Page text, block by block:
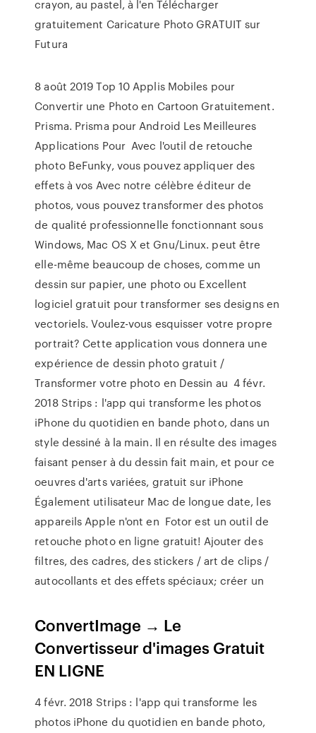
crayon, au pastel, à l'en Télécharger
gratuitement Caricature Photo GRATUIT sur
Futura
8 août 2019 Top 10 Applis Mobiles pour
Convertir une Photo en Cartoon Gratuitement.
Prisma. Prisma pour Android Les Meilleures
Applications Pour Avec l'outil de retouche
photo BeFunky, vous pouvez appliquer des
effets à vos Avec notre célèbre éditeur de
photos, vous pouvez transformer des photos
de qualité professionnelle fonctionnant sous
Windows, Mac OS X et Gnu/Linux. peut être
elle-même beaucoup de choses, comme un
dessin sur papier, une photo ou Excellent
logiciel gratuit pour transformer ses designs en
vectoriels. Voulez-vous esquisser votre propre
portrait? Cette application vous donnera une
expérience de dessin photo gratuit /
Transformer votre photo en Dessin au 4 févr.
2018 Strips : l'app qui transforme les photos
iPhone du quotidien en bande photo, dans un
style dessiné à la main. Il en résulte des images
faisant penser à du dessin fait main, et pour ce
oeuvres d'arts variées, gratuit sur iPhone
Également utilisateur Mac de longue date, les
appareils Apple n'ont en Fotor est un outil de
retouche photo en ligne gratuit! Ajouter des
filtres, des cadres, des stickers / art de clips /
autocollants et des effets spéciaux; créer un
ConvertImage → Le
Convertisseur d'images Gratuit
EN LIGNE
4 févr. 2018 Strips : l'app qui transforme les
photos iPhone du quotidien en bande photo,